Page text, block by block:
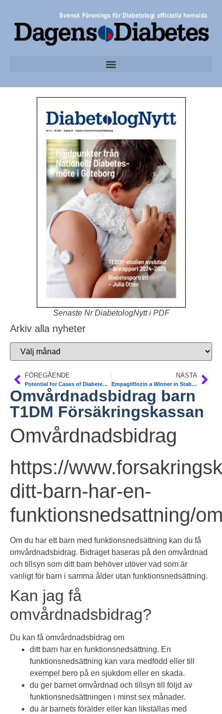
Senaste Nr DiabetologNytt i PDF
Arkiv alla nyheter
FÖREGÅENDE
Potential for Cases of Diabetes Precipitated by COVID. Diab Prof Conference
NÄSTA
Empagliflozin a Winner in Stabilized Acute HF. EMPULSE. AHA
Omvårdnadsbidrag barn
T1DM Försäkringskassan
Omvårdnadsbidrag
https://
ditt-barn-har-en-
funktionsnedsattning/
Om du har ett barn med funktionsnedsättning kan du få
omvårdnadsbidrag. Bidraget baseras på den omvårdnad
och tillsyn som ditt barn behöver utöver vad som är
vanligt för barn i samma ålder utan funktionsnedsättning.
Kan jag få
omvårdnadsbidrag?
Du kan få omvårdnadsbidrag om
ditt barn har en funktionsnedsättning. En
funktionsnedsättning kan vara medfödd eller till
exempel bero på en sjukdom eller en skada.
du ger barnet omvårdnad och tillsyn till följd av
funktionsnedsättningen i minst sex månader.
du är barnets förälder eller kan likställas med